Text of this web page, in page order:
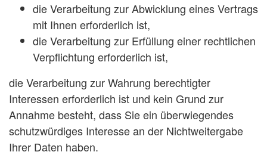
die Verarbeitung zur Abwicklung eines Vertrags
mit Ihnen erforderlich ist,
die Verarbeitung zur Erfüllung einer rechtlichen
Verpflichtung erforderlich ist,
die Verarbeitung zur Wahrung berechtigter
Interessen erforderlich ist und kein Grund zur
Annahme besteht, dass Sie ein überwiegendes
schutzwürdiges Interesse an der Nichtweitergabe
Ihrer Daten haben.